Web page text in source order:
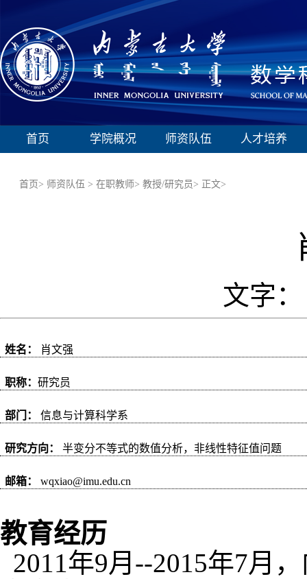
首页 学院概况 师资队伍 人才培养
首页> 师资队伍 > 在职教师> 教授/研究员> 正文>
文字
姓名： 肖文强
职称：研究员
部门： 信息与计算科学系
研究方向： 半变分不等式的数值分析，非线性特征值问题
邮箱： wqxiao@imu.edu.cn
教育经历
2011年9月 --2015年7月